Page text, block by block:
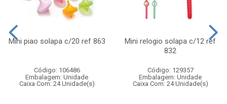
Mini piao solapa c/20 ref 863
Código: 106486
Embalagem: Unidade
Caixa Com: 24 Unidade(s)
Mini relogio solapa c/12 ref
832
Código: 129357
Embalagem: Unidade
Caixa Com: 24 Unidade(s)